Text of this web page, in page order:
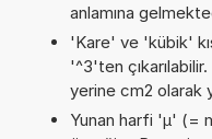
anlamına
'Kare' ve 'kübik'
'^3'ten
yerine cm2 olarak
Yunan harfi 'µ' (=